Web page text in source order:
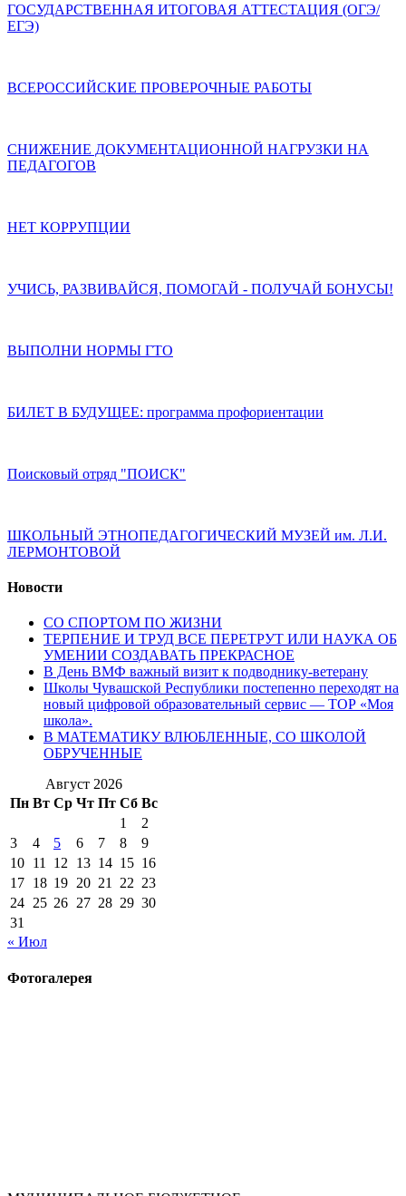
ГОСУДАРСТВЕННАЯ ИТОГОВАЯ АТТЕСТАЦИЯ (ОГЭ/
ЕГЭ)
ВСЕРОССИЙСКИЕ ПРОВЕРОЧНЫЕ РАБОТЫ
СНИЖЕНИЕ ДОКУМЕНТАЦИОННОЙ НАГРУЗКИ НА
ПЕДАГОГОВ
НЕТ КОРРУПЦИИ
УЧИСЬ, РАЗВИВАЙСЯ, ПОМОГАЙ - ПОЛУЧАЙ БОНУСЫ!
ВЫПОЛНИ НОРМЫ ГТО
БИЛЕТ В БУДУЩЕЕ: программа профориентации
Поисковый отряд "ПОИСК"
ШКОЛЬНЫЙ ЭТНОПЕДАГОГИЧЕСКИЙ МУЗЕЙ им. Л.И.
ЛЕРМОНТОВОЙ
Новости
СО СПОРТОМ ПО ЖИЗНИ
ТЕРПЕНИЕ И ТРУД ВСЕ ПЕРЕТРУТ ИЛИ НАУКА ОБ
УМЕНИИ СОЗДАВАТЬ ПРЕКРАСНОЕ
В День ВМФ важный визит к подводнику-ветерану
Школы Чувашской Республики постепенно переходят на
новый цифровой образовательный сервис — ТОР «Моя
школа».
В МАТЕМАТИКУ ВЛЮБЛЕННЫЕ, СО ШКОЛОЙ
ОБРУЧЕННЫЕ
Август 2026
Пн Вт Ср Чт Пт Сб Вс
1
2
3
4 5 6 7 8
9
10 11 12 13 14 15 16
17 18 19 20 21 22 23
24 25 26 27 28 29 30
31
« Июл
Фотогалерея